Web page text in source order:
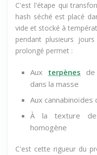
C'est l'étape qui
hash séché est placé
vide et stocké à
pendant plusieurs
prolongé permet :
Aux terpènes
dans la masse
Aux
À la texture de
homogène
C'est cette rigueur du